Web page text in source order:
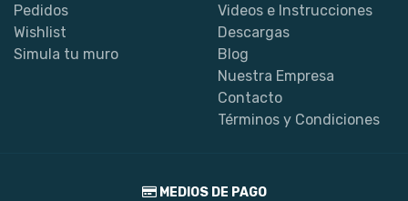
Pedidos
Wishlist
Simula tu muro
Videos e Instrucciones
Descargas
Blog
Nuestra Empresa
Contacto
Términos y Condiciones
MEDIOS DE PAGO